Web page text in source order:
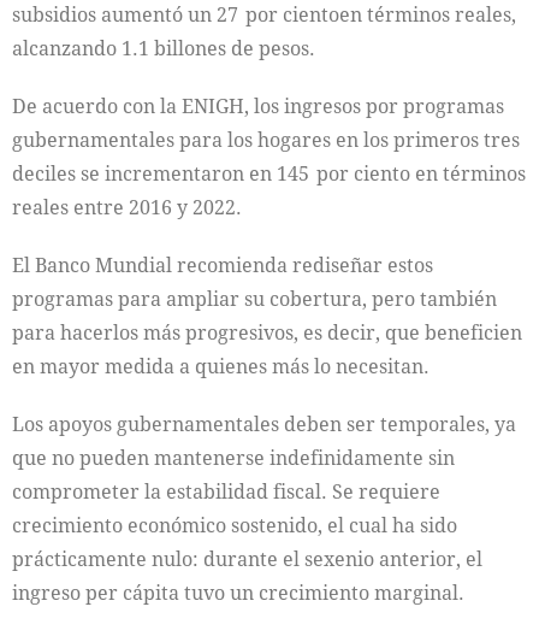
subsidios aumentó un 27 por cientoen términos reales,
alcanzando 1.1 billones de pesos.
De acuerdo con la ENIGH, los ingresos por programas
gubernamentales para los hogares en los primeros tres
deciles se incrementaron en 145 por ciento en términos
reales entre 2016 y 2022.
El Banco Mundial recomienda rediseñar estos
programas para ampliar su cobertura, pero también
para hacerlos más progresivos, es decir, que beneficien
en mayor medida a quienes más lo necesitan.
Los apoyos gubernamentales deben ser temporales, ya
que no pueden mantenerse indefinidamente sin
comprometer la estabilidad fiscal. Se requiere
crecimiento económico sostenido, el cual ha sido
prácticamente nulo: durante el sexenio anterior, el
ingreso per cápita tuvo un crecimiento marginal.